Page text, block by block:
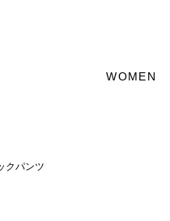
WOMEN
クパンツ